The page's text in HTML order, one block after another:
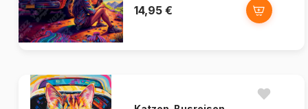
14,95 €